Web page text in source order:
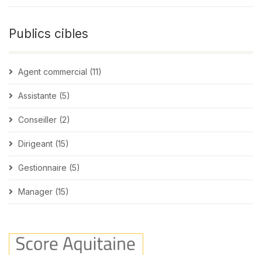
Publics cibles
Agent commercial (11)
Assistante (5)
Conseiller (2)
Dirigeant (15)
Gestionnaire (5)
Manager (15)